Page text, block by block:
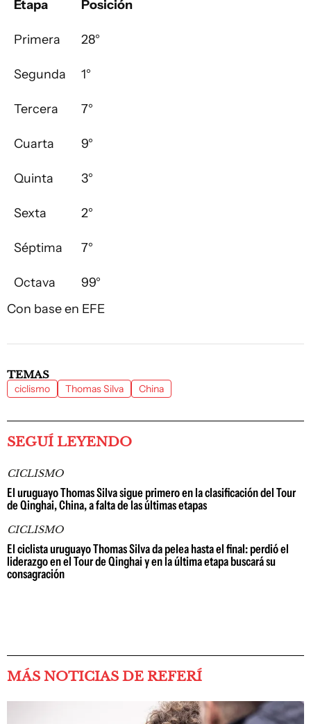
Etapa Posición
Primera 28°
Segunda 1°
Tercera 7°
Cuarta 9°
Quinta 3°
Sexta 2°
Séptima 7°
Octava
99°
Con base en EFE
TEMAS
ciclismo Thomas Silva China
SEGUÍ LEYENDO
CICLISMO
El uruguayo Thomas Silva sigue primero en la clasificación del Tour
de Qinghai, China, a falta de las últimas etapas
CICLISMO
El ciclista uruguayo Thomas Silva da pelea hasta el final: perdió el
liderazgo en el Tour de Qinghai y en la última etapa buscará su
consagración
MÁS NOTICIAS DE REFERÍ